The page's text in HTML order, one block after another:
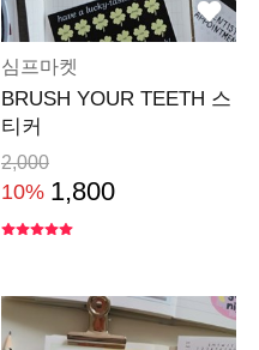
심프마켓
BRUSH YOUR TEETH 스
티커
2,000
10% 1,800